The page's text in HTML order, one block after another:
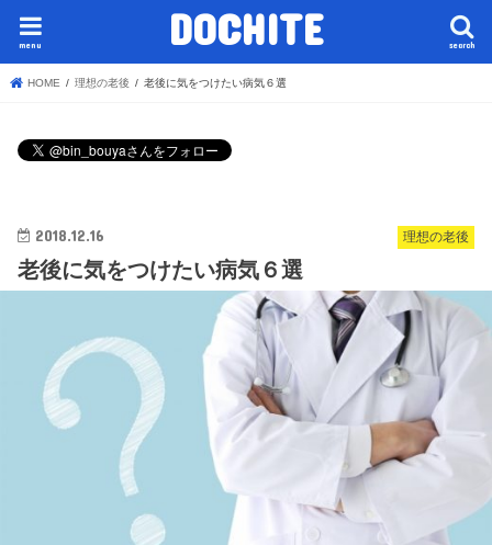
DOCHITE search
menu
HOME 理想の老後 老後に気をつけたい病気６選
理想の老後
2018.12.16
老後に気をつけたい病気６選